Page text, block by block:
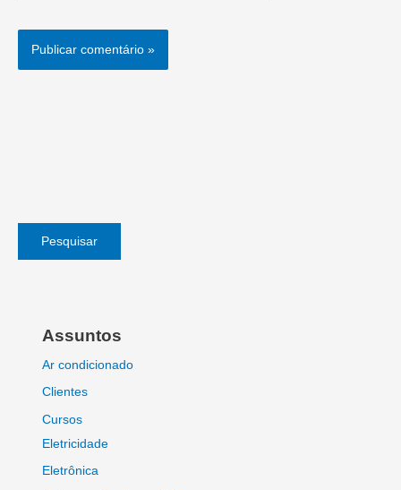
Pesquisar
Assuntos
Ar condicionado
Clientes
Cursos
Eletricidade
Eletrônica